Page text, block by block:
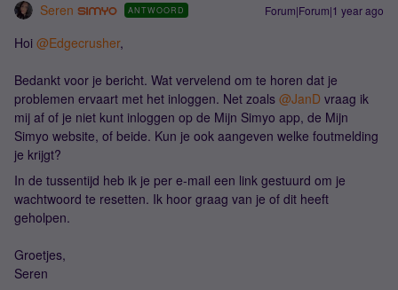
Seren ANTWOORD Forum|Forum|1 year ago
Hoi ​ @Edgecrusher,
Bedankt voor je bericht. Wat vervelend om te horen dat je
problemen ervaart met het inloggen. Net zoals ​ @JanD vraag ik
mij af of je niet kunt inloggen op de Mijn Simyo app, de Mijn
Simyo website, of beide. Kun je ook aangeven welke foutmelding
je krijgt?
In de tussentijd heb ik je per e-mail een link gestuurd om je
wachtwoord te resetten. Ik hoor graag van je of dit heeft
geholpen.
Groetjes,
Seren